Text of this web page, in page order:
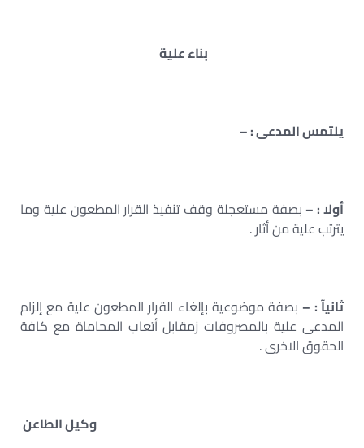
بناء علية
يلتمس المدعى : –
أولا : –بصفة مستعجلة وقف تنفيذ القرار المطعون علية وما
يترتب علية من أثار .
ثانيآ : –بصفة موضوعية بإلغاء القرار المطعون علية مع إلزام
المدعى علية بالمصروفات زمقابل أتعاب المحاماة مع كافة
الحقوق الاخرى .
وكيل الطاعن